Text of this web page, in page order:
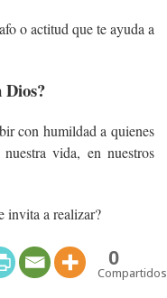
o actitud que te ayuda a
con humildad a quienes
vida, en nuestros
invita a realizar?
0
Compartidos